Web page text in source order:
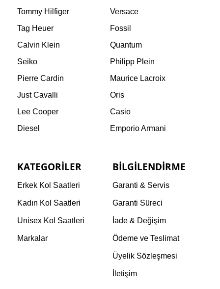
Tommy Hilfiger
Versace
Tag Heuer
Fossil
Calvin Klein
Quantum
Seiko
Philipp Plein
Pierre Cardin
Maurice Lacroix
Just Cavalli
Oris
Lee Cooper
Casio
Diesel
Emporio Armani
KATEGORILER
Erkek Kol Saatleri
Kadın Kol Saatleri
Unisex Kol Saatleri
Markalar
BILGILENDIRME
Garanti & Servis
Garanti Süreci
İade & Değişim
Ödeme ve Teslimat
Üyelik Sözleşmesi
İletişim